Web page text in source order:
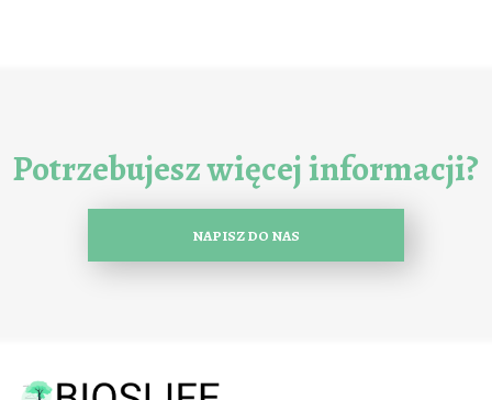
Potrzebujesz więcej informacji?
NAPISZ DO NAS